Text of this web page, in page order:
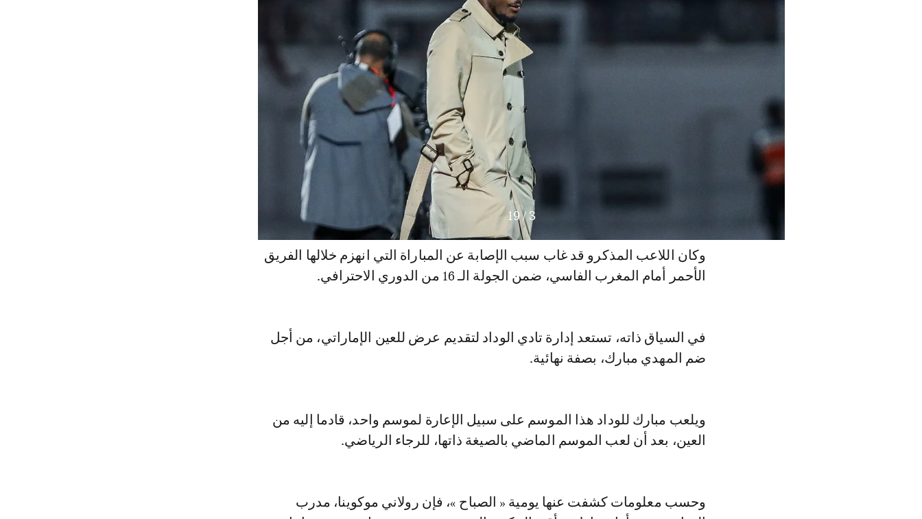
3
/
19
وكان اللاعب المذكرو قد غاب سبب الإصابة عن المباراة التي انهزم خلالها الفريق
الأحمر أمام المغرب الفاسي، ضمن الجولة الـ 16 من الدوري الاحترافي.
في السياق ذاته، تستعد إدارة تادي الوداد لتقديم عرض للعين الإماراتي، من أجل
ضم المهدي مبارك، بصفة نهائية.
ويلعب مبارك للوداد هذا الموسم على سبيل الإعارة لموسم واحد، قادما إليه من
العين، بعد أن لعب الموسم الماضي بالصيغة ذاتها، للرجاء الرياضي.
وحسب معلومات كشفت عنها يومية « الصباح »، فإن رولاني موكوينا، مدرب